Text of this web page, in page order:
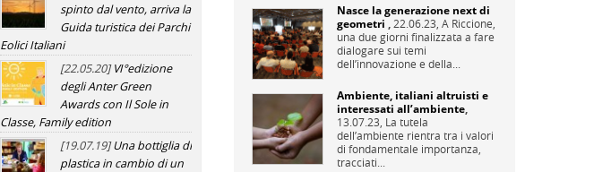
spinto dal vento, arriva la
Guida turistica dei Parchi
Eolici Italiani
[22.05.20]VI°edizione
degli Anter Green
Awards con Il Sole in
Classe, Family edition
[19.07.19]Una bottiglia di
plastica in cambio di un
Nasce la generazione next di
geometri , 22.06.23, A Riccione,
una due giorni finalizzata a fare
dialogare sui temi
dell’innovazione e della...
Ambiente, italiani altruisti e
interessati all’ambiente,
13.07.23, La tutela
dell’ambiente rientra tra i valori
di fondamentale importanza,
tracciati...